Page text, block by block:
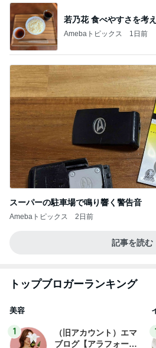
若乃花 食べやすさを考
Amebaトピックス 1日前
スーパーの駐車場で鳴り響く警告音
Amebaトピックス 2日前
記事を読む
トップブロガーランキング
美容
1
（旧アカウント）エマ
ブログ【アラフォー会
1